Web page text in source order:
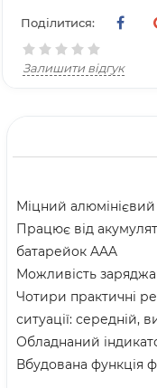
Поділитися:
Залишити відгук
Міцний
Працює від
батарейок AAA
Можливість
Чотири практичні
ситуації: середній,
Обладнаний
Вбудована функція